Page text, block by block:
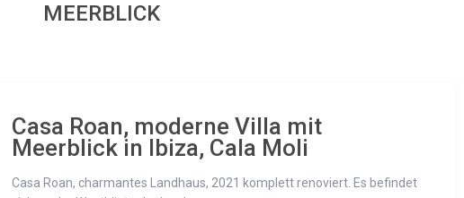
MEERBLICK
Casa Roan, moderne Villa mit
Meerblick in Ibiza, Cala Moli
Casa Roan, charmantes Landhaus, 2021 komplett renoviert. Es befindet